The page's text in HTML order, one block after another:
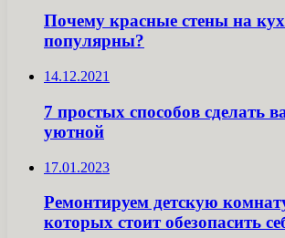
Почему красные стены на
популярны?
14.12.2021
7 простых способов сделать
уютной
17.01.2023
Ремонтируем детскую
которых стоит обезопасить